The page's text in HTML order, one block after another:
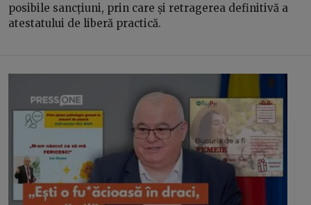
posibile sancțiuni, prin care și retragerea definitivă a
atestatului de liberă practică.